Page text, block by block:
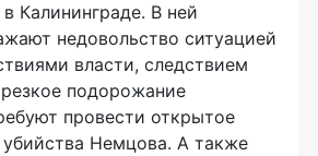
Калининграде. В ней
недовольство ситуацией
власти, следствием
подорожание
провести открытое
убийства Немцова. А также